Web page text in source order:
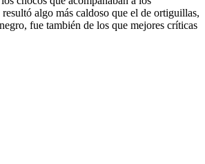
algo más caldoso que el de ortiguillas,
fue también de los que mejores críticas